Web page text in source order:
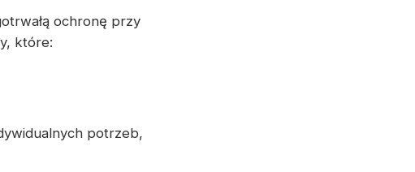
ochronę przy
które:
potrzeb,